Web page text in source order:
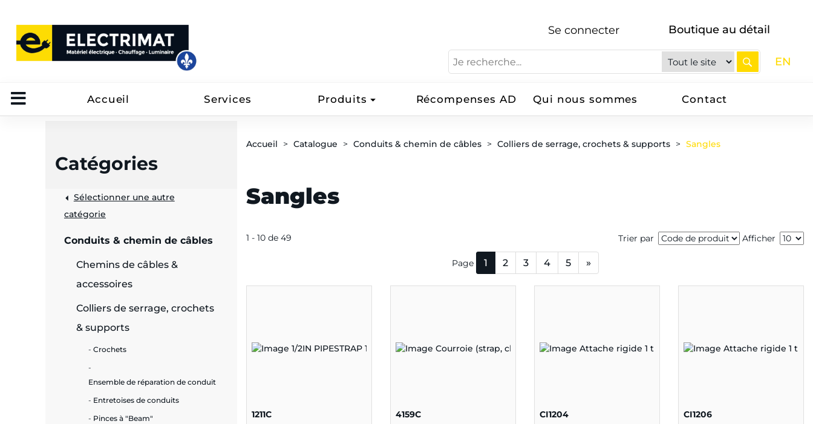
Se connecter Boutique au détail
EN
Accueil Services Produits Récompenses AD Qui nous sommes Contact
Catégories
Sélectionner une autre
catégorie
Conduits & chemin de câbles
Chemins de câbles &
accessoires
Colliers de serrage, crochets
& supports
Crochets
Ensemble de réparation de conduit
Entretoises de conduits
Pinces à "Beam"
Accueil Catalogue Conduits & chemin de câbles Colliers de serrage, crochets & supports Sangles
Sangles
1 - 10 de 49 Trier par Afficher
Page 1 2 3 4 5 »
1211C 4159C CI1204 CI1206